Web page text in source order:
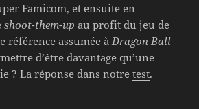
Famicom, et ensuite en
shoot-them-up au profit du jeu de
référence assumée à Dragon Ball
d’être davantage qu’une
? La réponse dans notretest.